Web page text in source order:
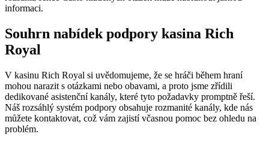
informaci.
Souhrn nabídek podpory kasina Rich
Royal
V kasinu Rich Royal si uvědomujeme, že se hráči během hraní
mohou narazit s otázkami nebo obavami, a proto jsme zřídili
dedikované asistenční kanály, které tyto požadavky promptně řeší.
Náš rozsáhlý systém podpory obsahuje rozmanité kanály, kde nás
můžete kontaktovat, což vám zajistí včasnou pomoc bez ohledu na
problém.